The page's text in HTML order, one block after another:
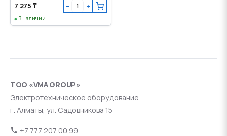
7 275 ₸ − +
В наличии
ТОО «VMA GROUP»
Электротехническое оборудование
г. Алматы, ул. Садовникова 15
+7 777 207 00 99